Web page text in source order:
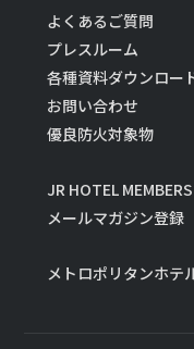
よくあるご質問
プレスルーム
各種資料ダウンロー
お問い合わせ
優良防火対象物
JR HOTEL MEMBERS
メールマガジン登録
メトロポリタンホテ